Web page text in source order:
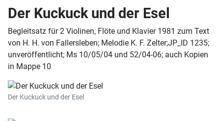
Der Kuckuck und der Esel
Begleitsatz für 2 Violinen, Flöte und Klavier 1981 zum Text
von H. H. von Fallersleben; Melodie K. F. Zelter;JP_ID 1235;
unveröffentlicht; Ms 10/05/04 und 52/04-06; auch Kopien
in Mappe 10
Der Kuckuck und der Esel